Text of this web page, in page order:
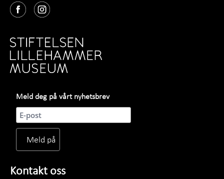
Meld deg på vårt nyhetsbrev
Kontakt oss